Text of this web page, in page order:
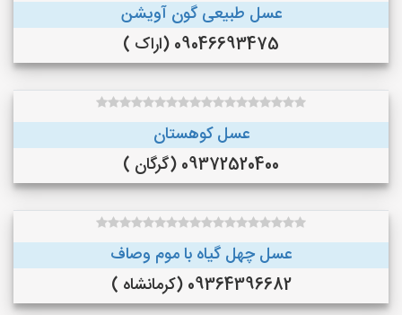
عسل طبیعی گون آویشن
09046693475 (اراک )
عسل کوهستان
09372520400 (گرگان )
عسل چهل گیاه با موم وصاف
09364396682 (کرمانشاه )